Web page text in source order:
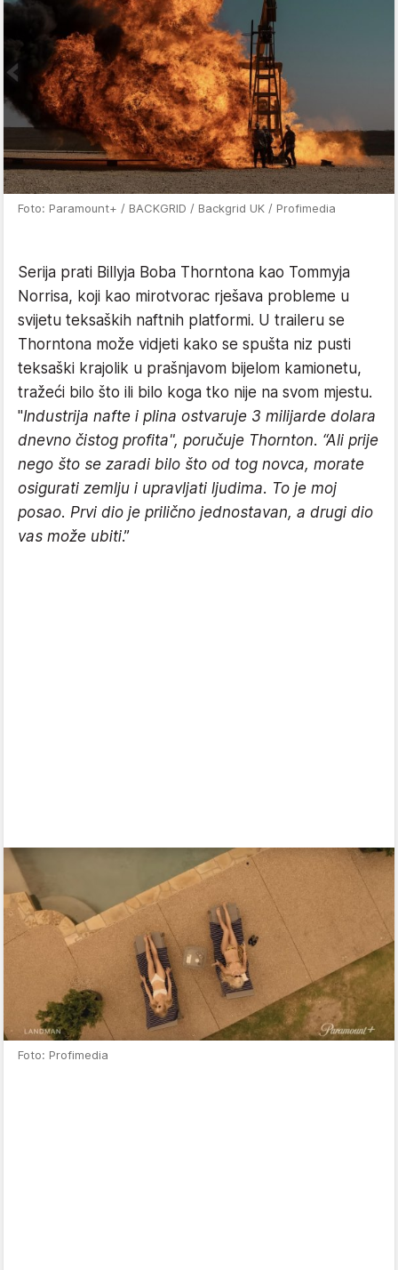
Foto: Paramount+ / BACKGRID / Backgrid UK / Profimedia
Serija prati Billyja Boba Thorntona kao Tommyja
Norrisa, koji kao mirotvorac rješava probleme u
svijetu teksaških naftnih platformi. U traileru se
Thorntona može vidjeti kako se spušta niz pusti
teksaški krajolik u prašnjavom bijelom kamionetu,
tražeći bilo što ili bilo koga tko nije na svom mjestu.
"Industrija nafte i plina ostvaruje 3 milijarde dolara
dnevno čistog profita", poručuje Thornton. “Ali prije
nego što se zaradi bilo što od tog novca, morate
osigurati zemlju i upravljati ljudima. To je moj
posao. Prvi dio je prilično jednostavan, a drugi dio
vas može ubiti.”
Foto: Profimedia